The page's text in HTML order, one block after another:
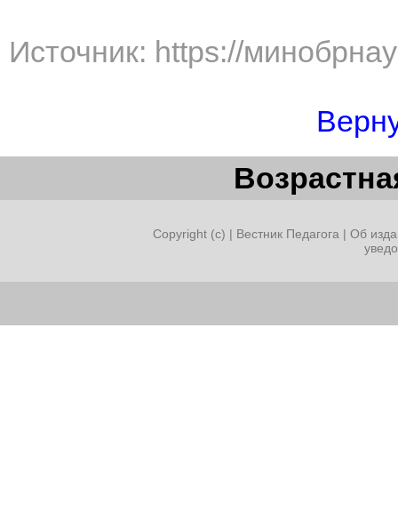
Источник: https://
Copyright (c) | Вестник Педагога | Об